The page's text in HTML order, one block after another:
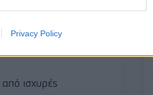
Privacy Policy
από ισχυρές